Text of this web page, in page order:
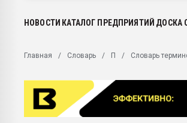
Вакуум-формовочные машины:
ближайшее подмосковье, с.-в.
28.07.2026 Автоматизация выходит на
первый план в переработке
НОВОСТИ КАТАЛОГ ПРЕДПРИЯТИЙ ДОСКА
Главная Словарь П Словарь